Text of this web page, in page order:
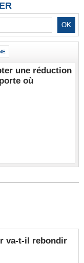
une réduction
où
va-t-il rebondir